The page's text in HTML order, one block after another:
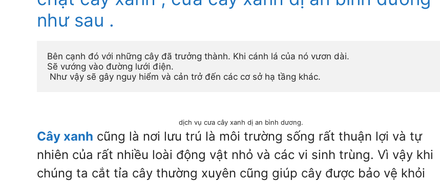
như sau .
Bên cạnh đó với những cây đã trưởng thành. Khi cánh lá của nó vươn dài.
Sẽ vướng vào đường lưới điện.
Như vậy sẽ gây nguy hiểm và cản trở đến các cơ sở hạ tầng khác.
dịch vụ cưa cây xanh dị an bình dương.
Cây xanh cũng là nơi lưu trú là môi trường sống rất thuận lợi và tự
nhiên của rất nhiều loài động vật nhỏ và các vi sinh trùng. Vì vậy khi
chúng ta cắt tỉa cây thường xuyên cũng giúp cây được bảo vệ khỏi